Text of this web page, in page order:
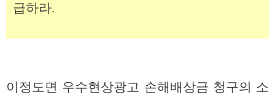
급하라.
이정도면 우수현상광고 손해배상금 청구의 소